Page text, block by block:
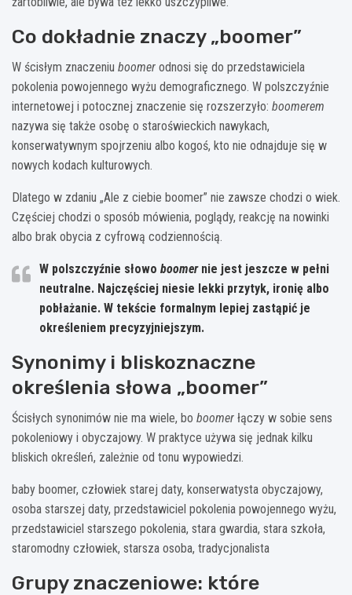
Co dokładnie znaczy „boomer”
W ścisłym znaczeniu boomer odnosi się do przedstawiciela
pokolenia powojennego wyżu demograficznego. W polszczyźnie
internetowej i potocznej znaczenie się rozszerzyło: boomerem
nazywa się także osobę o staroświeckich nawykach,
konserwatywnym spojrzeniu albo kogoś, kto nie odnajduje się w
nowych kodach kulturowych.
Dlatego w zdaniu „Ale z ciebie boomer” nie zawsze chodzi o wiek.
Częściej chodzi o sposób mówienia, poglądy, reakcję na nowinki
albo brak obycia z cyfrową codziennością.
W polszczyźnie słowo boomernie jest jeszcze w pełni
neutralne. Najczęściej niesie lekki przytyk, ironię albo
pobłażanie. W tekście formalnym lepiej zastąpić je
określeniem precyzyjniejszym.
Synonimy i bliskoznaczne
określenia słowa „boomer”
Ścisłych synonimów nie ma wiele, bo boomer łączy w sobie sens
pokoleniowy i obyczajowy. W praktyce używa się jednak kilku
bliskich określeń, zależnie od tonu wypowiedzi.
baby boomer, człowiek starej daty, konserwatysta obyczajowy,
osoba starszej daty, przedstawiciel pokolenia powojennego wyżu,
przedstawiciel starszego pokolenia, stara gwardia, stara szkoła,
staromodny człowiek, starsza osoba, tradycjonalista
Grupy znaczeniowe: które